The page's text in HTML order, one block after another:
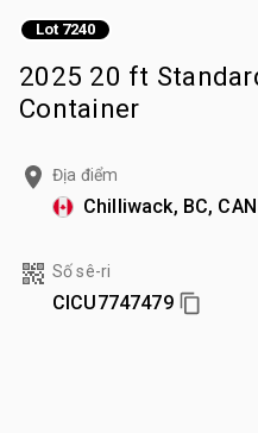
Lot 7240
2025 20 ft
Container
Địa điểm
Chilliwack, BC, CAN
Số sê-ri
CICU7747479